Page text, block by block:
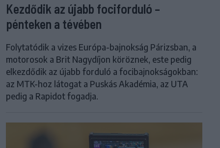
Kezdődik az újabb fociforduló –
pénteken a tévében
Folytatódik a vizes Európa-bajnokság Párizsban, a
motorosok a Brit Nagydíjon köröznek, este pedig
elkezdődik az újabb forduló a focibajnokságokban:
az MTK-hoz látogat a Puskás Akadémia, az UTA
pedig a Rapidot fogadja.